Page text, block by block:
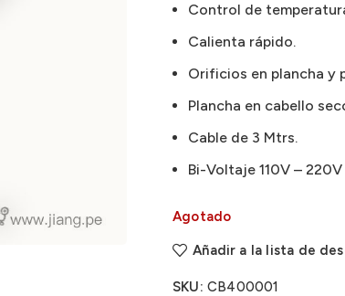
Control de
Calienta rápido.
Orificios en plancha y
Plancha en cabello
Cable de 3 Mtrs.
Bi-Voltaje 110V – 220V
Agotado
Añadir a la lista de
SKU: CB400001